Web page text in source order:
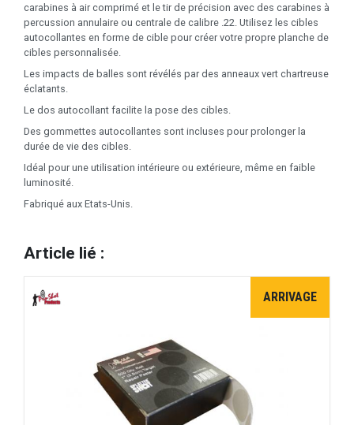
carabines à air comprimé et le tir de précision avec des carabines à
percussion annulaire ou centrale de calibre .22. Utilisez les cibles
autocollantes en forme de cible pour créer votre propre planche de
cibles personnalisée.
Les impacts de balles sont révélés par des anneaux vert chartreuse
éclatants.
Le dos autocollant facilite la pose des cibles.
Des gommettes autocollantes sont incluses pour prolonger la
durée de vie des cibles.
Idéal pour une utilisation intérieure ou extérieure, même en faible
luminosité.
Fabriqué aux Etats-Unis.
Article lié :
ARRIVAGE